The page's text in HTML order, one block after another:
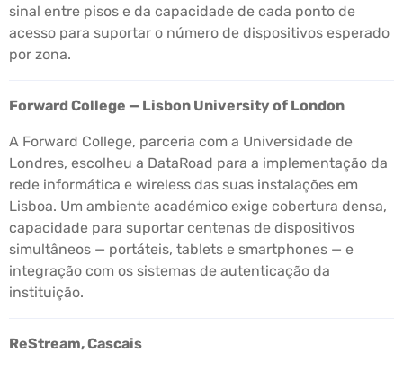
sinal entre pisos e da capacidade de cada ponto de
acesso para suportar o número de dispositivos esperado
por zona.
Forward College — Lisbon University of London
A Forward College, parceria com a Universidade de
Londres, escolheu a DataRoad para a implementação da
rede informática e wireless das suas instalações em
Lisboa. Um ambiente académico exige cobertura densa,
capacidade para suportar centenas de dispositivos
simultâneos — portáteis, tablets e smartphones — e
integração com os sistemas de autenticação da
instituição.
ReStream, Cascais